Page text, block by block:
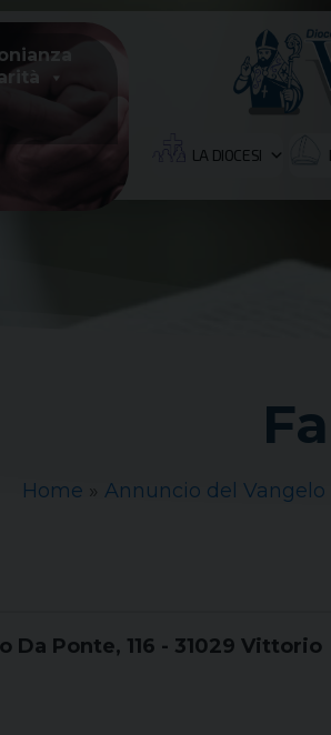
LA DIOCESI
Home » Annuncio del
Da Ponte, 116 - 31029 Vittorio